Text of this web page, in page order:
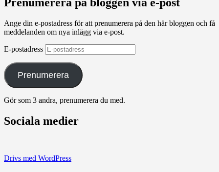
Ange din e-postadress för att prenumerera på den här bloggen och få
meddelanden om nya inlägg via e-post.
E-postadress
Prenumerera
Gör som 3 andra, prenumerera du med.
Sociala medier
profil
profil
profil
profil
profil
Drivs med WordPress